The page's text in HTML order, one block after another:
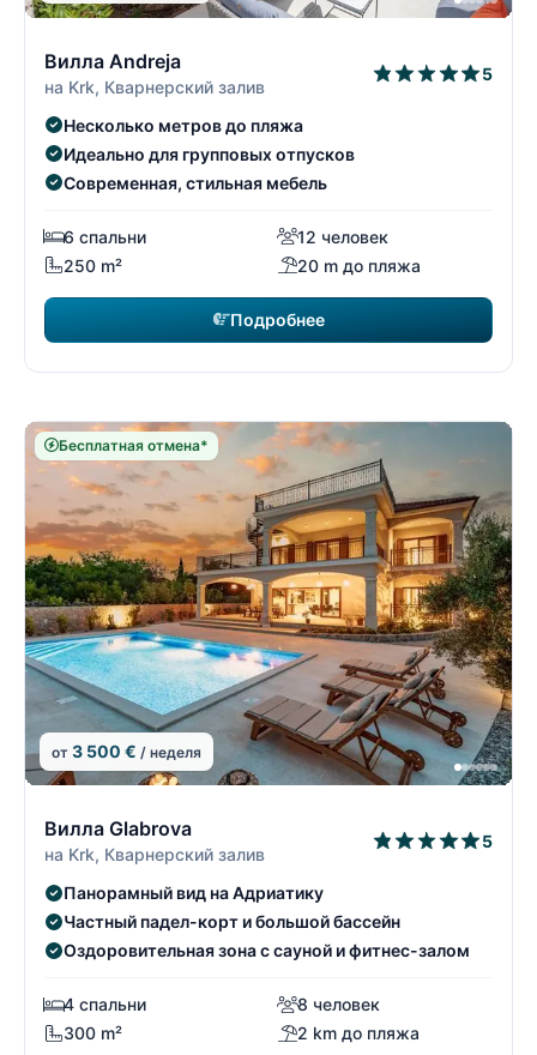
Вилла Andreja
на Krk, Кварнерский залив
5
Несколько метров до пляжа
Идеально для групповых отпусков
Современная, стильная мебель
6 спальни
12 человек
250 m²
20 m до пляжа
Подробнее
Бесплатная отмена*
от 3 500 € / неделя
Вилла Glabrova
на Krk, Кварнерский залив
5
Панорамный вид на Адриатику
Частный падел-корт и большой бассейн
Оздоровительная зона с сауной и фитнес-залом
4 спальни
8 человек
300 m²
2 km до пляжа